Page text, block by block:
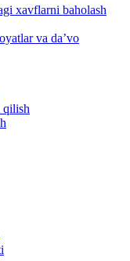
xavflarni baholash
va daʼvo
qilish